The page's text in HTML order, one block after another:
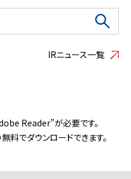
IRニュース一覧
Reader”が必要です。
でダウンロードできます。